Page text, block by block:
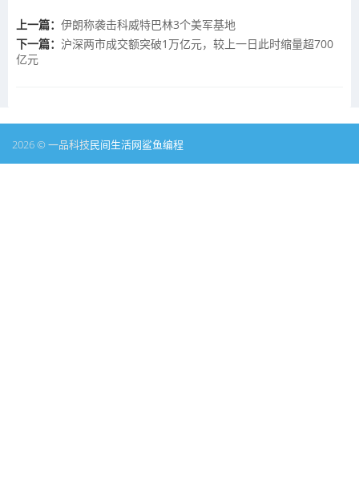
上一篇： 伊朗称袭击科威特巴林3个美军基地
下一篇： 沪深两市成交额突破1万亿元，较上一日此时缩量超700
亿元
2026 © 一品科技民间生活网鲨鱼编程